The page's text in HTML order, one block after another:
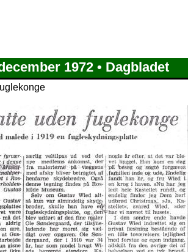
1972 • Dagbladet